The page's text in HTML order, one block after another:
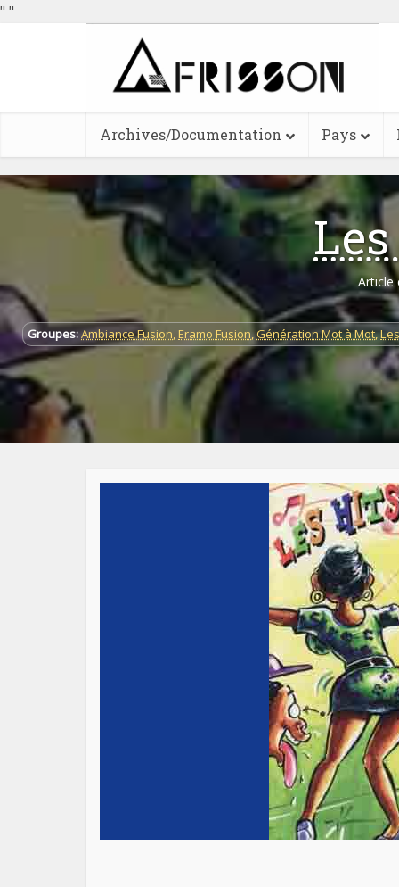
" "
Archives/Documentation Pays
Article
Groupes:Ambiance Fusion, Eramo Fusion,Génération Mot à Mot,